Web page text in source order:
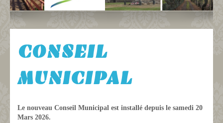
CONSEIL
MUNICIPAL
Le nouveau Conseil Municipal est installé depuis le samedi 20
Mars 2026.